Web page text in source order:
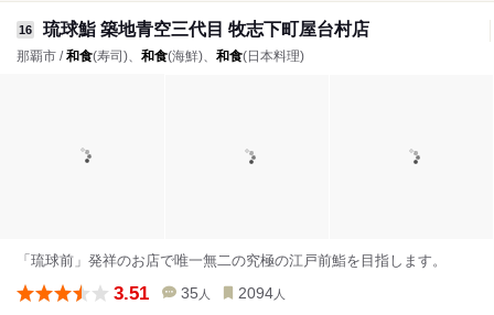
16 琉球鮨 築地青空三代目 牧志下町屋台村店
那覇市 /和食(寿司)、 和食(海鮮)、 和食(日本料理)
「琉球前」発祥のお店で唯一無二の究極の江戸前鮨を目指します。
3.51 35 人 2094 人